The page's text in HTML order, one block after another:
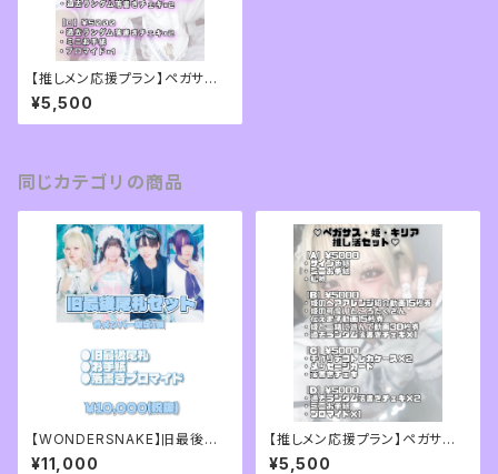
【推しメン応援プラン】ペガサス・
姫・キリア推し活セット
¥5,500
同じカテゴリの商品
【WONDERSNAKE】旧最後尾
札セット
¥11,000
【推しメン応援プラン】ペガサス・
姫・キリア推し活セット
¥5,500